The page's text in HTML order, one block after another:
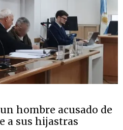
hombre acusado de
a sus hijastras